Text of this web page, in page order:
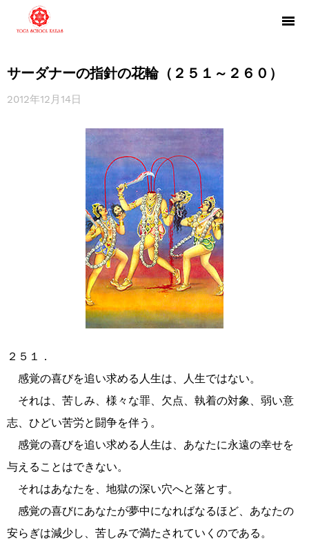
サーダナーの指針の花輪（２５１～２６０）
2012年12月14日
２５１．
感覚の喜びを追い求める人生は、人生ではない。
それは、苦しみ、様々な罪、欠点、執着の対象、弱い意
志、ひどい苦労と闘争を伴う。
感覚の喜びを追い求める人生は、あなたに永遠の幸せを
与えることはできない。
それはあなたを、地獄の深い穴へと落とす。
感覚の喜びにあなたが夢中になればなるほど、あなたの
安らぎは減少し、苦しみで満たされていくのである。